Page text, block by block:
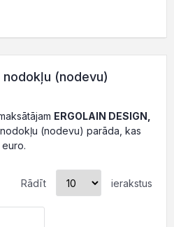
(nodevu)
ERGOLAIN DESIGN,
(nodevu) parāda, kas
Rādīt ierakstus